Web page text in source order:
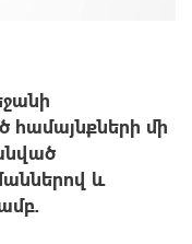
համայնքների մի
և